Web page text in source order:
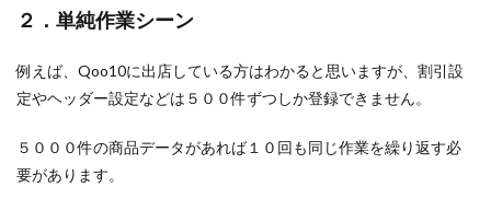
２．単純作業シーン
例えば、Qoo10に出店している方はわかると思いますが、割引設
定やヘッダー設定などは５００件ずつしか登録できません。
５０００件の商品データがあれば１０回も同じ作業を繰り返す必
要があります。